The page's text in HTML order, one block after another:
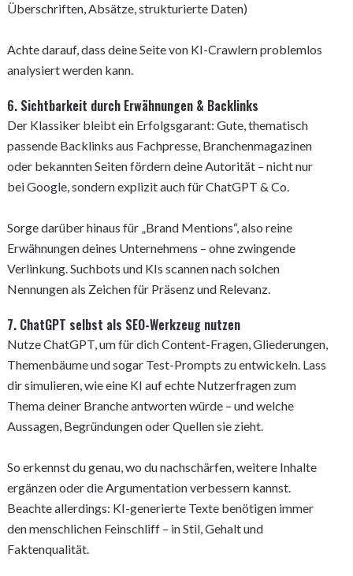
Überschriften, Absätze, strukturierte Daten)
Achte darauf, dass deine Seite von KI-Crawlern problemlos
analysiert werden kann.
6. Sichtbarkeit durch Erwähnungen & Backlinks
Der Klassiker bleibt ein Erfolgsgarant: Gute, thematisch
passende Backlinks aus Fachpresse, Branchenmagazinen
oder bekannten Seiten fördern deine Autorität – nicht nur
bei Google, sondern explizit auch für ChatGPT & Co.
Sorge darüber hinaus für „Brand Mentions“, also reine
Erwähnungen deines Unternehmens – ohne zwingende
Verlinkung. Suchbots und KIs scannen nach solchen
Nennungen als Zeichen für Präsenz und Relevanz.
7. ChatGPT selbst als SEO-Werkzeug nutzen
Nutze ChatGPT, um für dich Content-Fragen, Gliederungen,
Themenbäume und sogar Test-Prompts zu entwickeln. Lass
dir simulieren, wie eine KI auf echte Nutzerfragen zum
Thema deiner Branche antworten würde – und welche
Aussagen, Begründungen oder Quellen sie zieht.
So erkennst du genau, wo du nachschärfen, weitere Inhalte
ergänzen oder die Argumentation verbessern kannst.
Beachte allerdings: KI-generierte Texte benötigen immer
den menschlichen Feinschliff – in Stil, Gehalt und
Faktenqualität.